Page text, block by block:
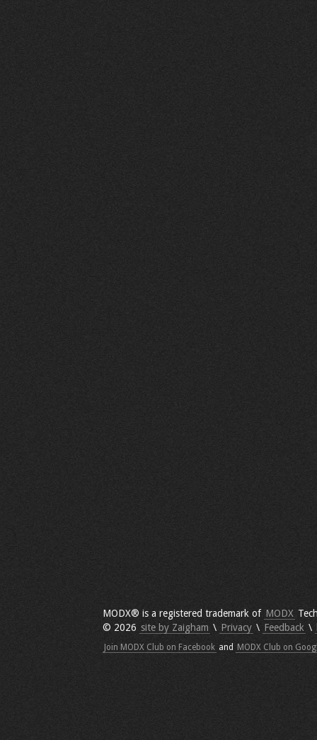
MODX® is a registered trademark of MODX
© 2026 site by Zaigham \ Privacy \ Feedback \
Join MODX Club on Facebook and MODX Club on